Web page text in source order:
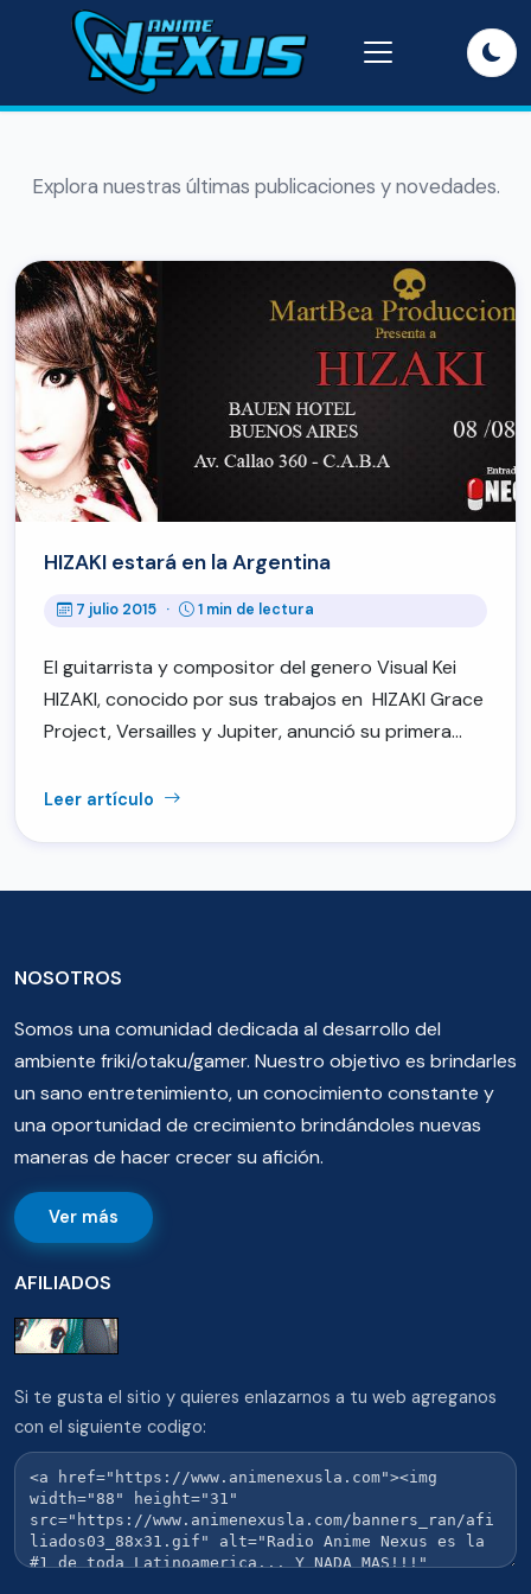
Explora nuestras últimas publicaciones y novedades.
HIZAKI estará en la Argentina
7 julio 2015 · 1 min de lectura
El guitarrista y compositor del genero Visual Kei
HIZAKI, conocido por sus trabajos en HIZAKI Grace
Project, Versailles y Jupiter, anunció su primera…
Leer artículo
NOSOTROS
Somos una comunidad dedicada al desarrollo del
ambiente friki/otaku/gamer. Nuestro objetivo es brindarles
un sano entretenimiento, un conocimiento constante y
una oportunidad de crecimiento brindándoles nuevas
maneras de hacer crecer su afición.
Ver más
AFILIADOS
Si te gusta el sitio y quieres enlazarnos a tu web agreganos
con el siguiente codigo: